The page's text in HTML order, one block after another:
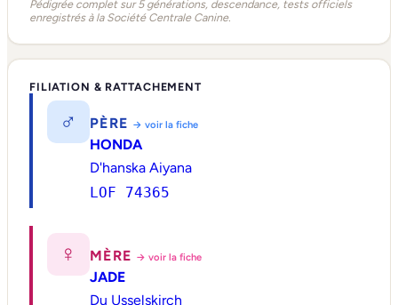
Pédigrée complet sur 5 générations, descendance, tests officiels
enregistrés à la Société Centrale Canine.
FILIATION & RATTACHEMENT
♂ PÈRE → voir la fiche
HONDA
D'hanska Aiyana
LOF 74365
♀ MÈRE → voir la fiche
JADE
Du Usselskirch